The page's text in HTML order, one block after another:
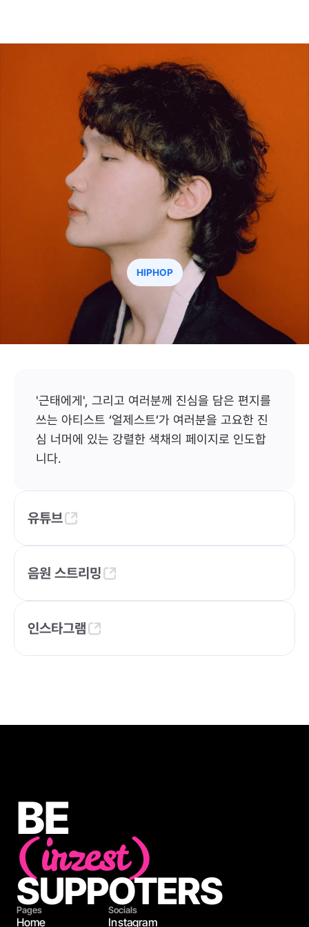
irzest
Powered by 아연단
HIPHOP
'근태에게', 그리고 여러분께 진심을 담은 편지를
쓰는 아티스트 ‘얼제스트’가 여러분을 고요한 진
심 너머에 있는 강렬한 색채의 페이지로 인도합
니다.
유튜브
음원 스트리밍
인스타그램
BE
(irzest)
SUPPOTERS
Pages
Home
Socials
Instagram
irzest
최애 요청하기